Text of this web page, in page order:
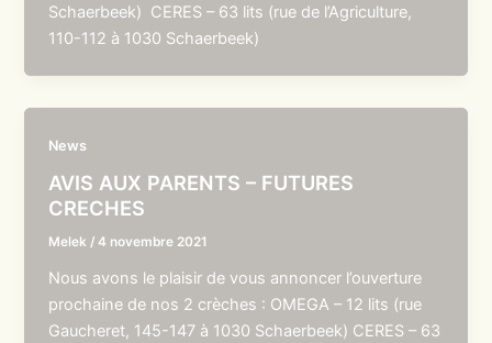
Schaerbeek) CERES – 63 lits (rue de l’Agriculture,
110-112 à 1030 Schaerbeek)
News
AVIS AUX PARENTS – FUTURES
CRECHES
Melek /4 novembre 2021
Nous avons le plaisir de vous annoncer l’ouverture
prochaine de nos 2 crèches : OMEGA – 12 lits (rue
Gaucheret, 145-147 à 1030 Schaerbeek) CERES – 63